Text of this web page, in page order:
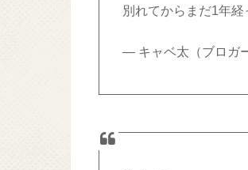
別れてからまだ1年経
— キャベ太（ブロガ